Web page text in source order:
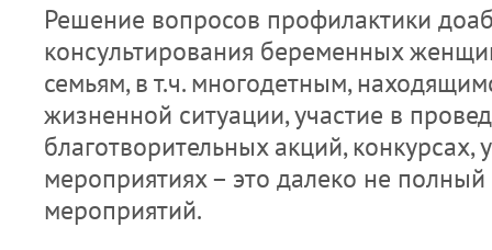
Решение вопросов профилактики
консультирования беременных
семьям, в т.ч. многодетным,
жизненной ситуации, участие в
благотворительных акций,
мероприятиях – это далеко не
мероприятий.